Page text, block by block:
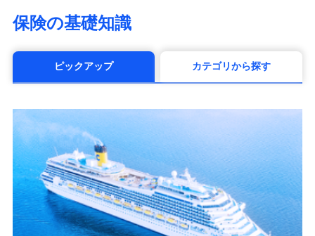
保険の基礎知識
ピックアップ カテゴリから探す